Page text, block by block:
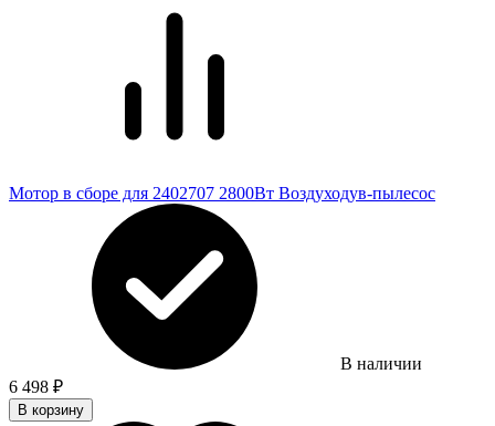
Мотор в сборе для 2402707 2800Вт Воздуходув-пылесос
В наличии
6 498 ₽
В корзину